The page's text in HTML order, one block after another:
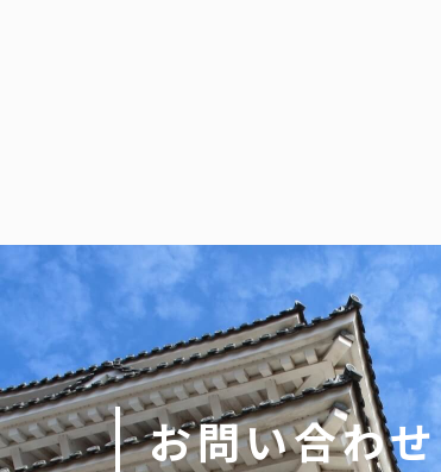
お問い合わせ